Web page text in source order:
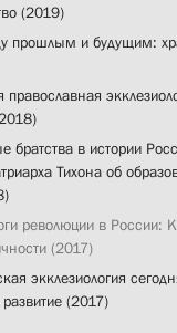
(2019)
прошлым и будущим:
братства в истории
Тихона об
революции в России:
(2017)
экклезиология
(2017)